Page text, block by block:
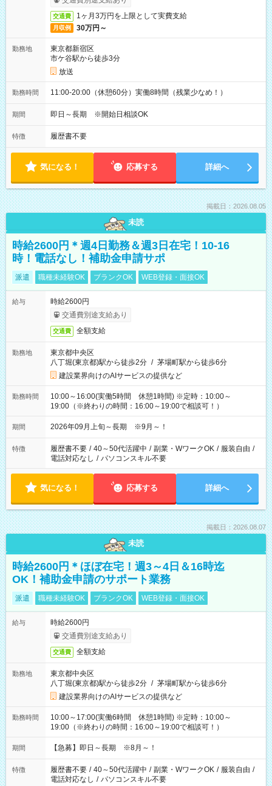
交通費 1ヶ月3万円を上限として実費支給
月収例 30万円～
勤務地
東京都新宿区
市ケ谷駅から徒歩3分
放送
勤務時間 11:00-20:00（休憩60分）実働8時間（残業少なめ！）
期間 即日～長期 ※開始日相談OK
特徴 履歴書不要
気になる！ 応募する 詳細へ
掲載日：2026.08.05
未読
時給2600円＊週4日勤務＆週3日在宅！10-16
時！電話なし！補助金申請サポ
派遣 職種未経験OK ブランクOK WEB登録・面接OK
給与
時給2600円
交通費別途支給あり
交通費 全額支給
勤務地
東京都中央区
八丁堀(東京都)駅から徒歩2分 / 茅場町駅から徒歩6分
建設業界向けのAIサービスの提供など
勤務時間
10:00～16:00(実働5時間 休憩1時間) ※定時：10:00～
19:00（※終わりの時間：16:00～19:00で相談可！）
期間 2026年09月上旬～長期 ※9月～！
特徴 履歴書不要 / 40～50代活躍中 / 副業・WワークOK / 服装自由 /
電話対応なし / パソコンスキル不要
気になる！ 応募する 詳細へ
掲載日：2026.08.07
未読
時給2600円＊ほぼ在宅！週3～4日＆16時迄
OK！補助金申請のサポート業務
派遣 職種未経験OK ブランクOK WEB登録・面接OK
給与
時給2600円
交通費別途支給あり
交通費 全額支給
勤務地
東京都中央区
八丁堀(東京都)駅から徒歩2分 / 茅場町駅から徒歩6分
建設業界向けのAIサービスの提供など
勤務時間
10:00～17:00(実働6時間 休憩1時間) ※定時：10:00～
19:00（※終わりの時間：16:00～19:00で相談可！）
期間 【急募】即日～長期 ※8月～！
特徴 履歴書不要 / 40～50代活躍中 / 副業・WワークOK / 服装自由 /
電話対応なし / パソコンスキル不要